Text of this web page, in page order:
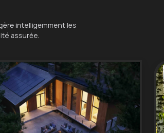
intelligemment les
assurée.